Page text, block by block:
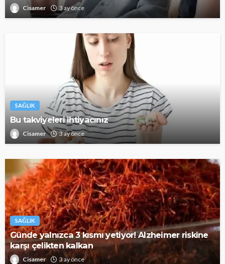
Cisamer 3 ay önce
SAĞLIK
Bu takviyeleri ihtiyacınız
Cisamer 3 ay önce
SAĞLIK
Günde yalnızca 3 kısmı yetiyor! Alzheimer riskine
karşı çelikten kalkan
Cisamer 3 ay önce